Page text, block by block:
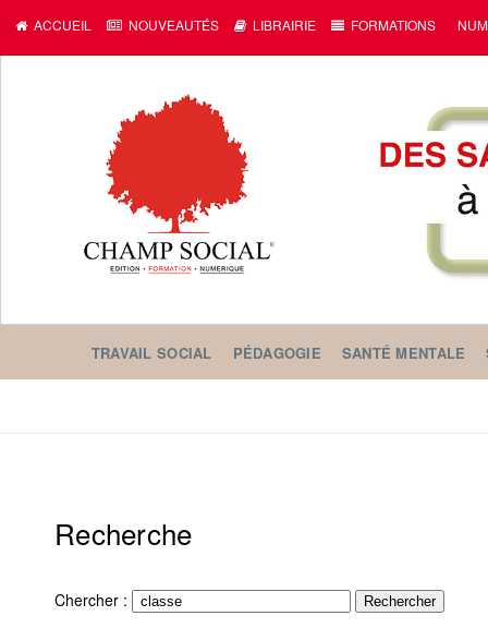
ACCUEIL NOUVEAUTÉS LIBRAIRIE FORMATIONS
TRAVAIL SOCIAL PÉDAGOGIE SANTÉ MENTALE
Recherche
Chercher :